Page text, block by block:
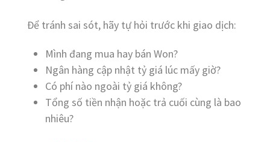
Để tránh sai sót, hãy tự hỏi trước khi giao dịch:
Mình đang mua hay bán Won?
Ngân hàng cập nhật tỷ giá lúc mấy giờ?
Có phí nào ngoài tỷ giá không?
Tổng số tiền nhận hoặc trả cuối cùng là bao
nhiêu?